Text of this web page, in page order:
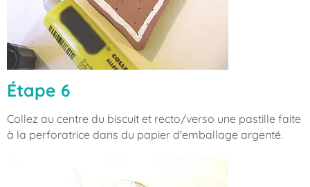
Étape 6
Collez au centre du biscuit et recto/verso une pastille faite
à la perforatrice dans du papier d'emballage argenté.